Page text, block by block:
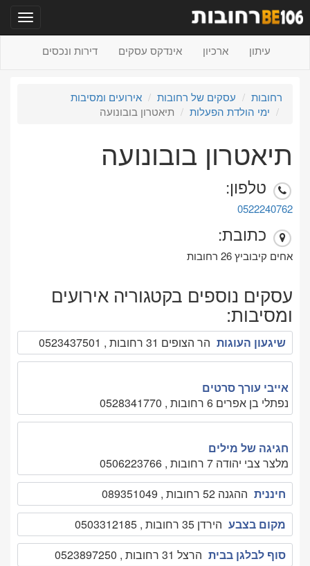
עיתון ארכיון אינדקס עסקים דירות ונכסים
רחובות עסקים של רחובות
אירועים ומסיבות
ימי הולדת הפעלות
תיאטרון בובונועה
תיאטרון בובונועה
טלפון:
0522240762
כתובת:
אחים קיבוביץ 26 רחובות
עסקים נוספים בקטגוריה אירועים
ומסיבות:
שיגעון העוגות הר הצופים 31 רחובות , 0523437501
אייבי עורך סרטים
נפתלי בן אפרים 6 רחובות , 0528341770
חגיגה של מילים
מלצר צבי יהודה 7 רחובות , 0506223766
חיננית ההגנה 52 רחובות , 089351049
מקום בצבע הירדן 35 רחובות , 0503312185
סוף לבלגן בבית הרצל 31 רחובות , 0523897250